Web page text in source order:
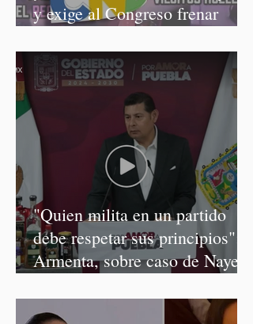
y exige al Congreso frenar
"Quien milita en un partido
debe respetar sus principios":
Armenta, sobre caso de Nayeli